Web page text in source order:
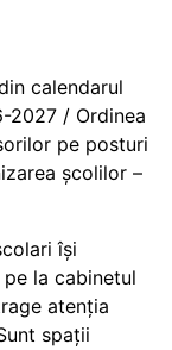
calendarul
2027 / Ordinea
pe posturi
școlilor –
își
la cabinetul
atenția
spații